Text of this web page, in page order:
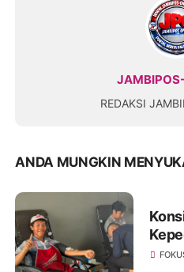
REDAKSI
ANDA MUNGKIN